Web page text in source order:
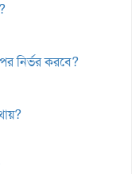
নির্ভর করবে?